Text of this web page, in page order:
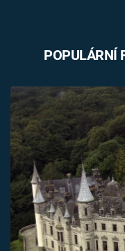
POPULÁRNÍ